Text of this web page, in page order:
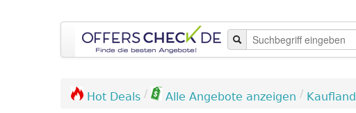
Hot Deals / Alle Angebote anzeigen / Kaufland